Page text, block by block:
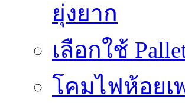
ยุ่งยาก
เลือกใช้
โคมไฟห้อย